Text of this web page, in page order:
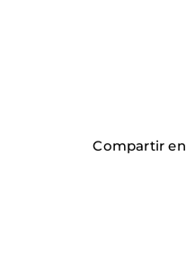
Compartir en